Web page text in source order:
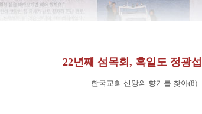
22년째 섬목회, 흑일도 정광
한국교회 신앙의 향기를 찾아(8)